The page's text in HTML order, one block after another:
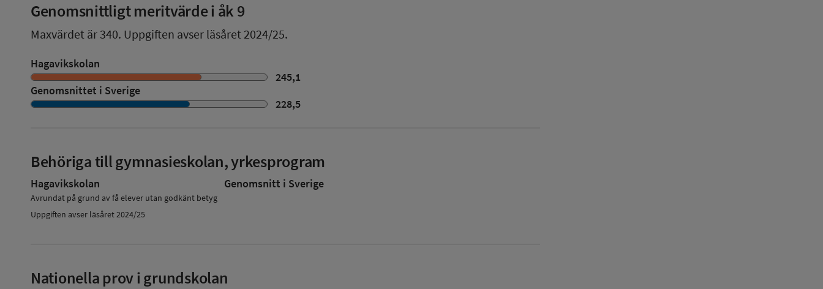
Genomsnittligt meritvärde i åk 9
Maxvärdet är 340. Uppgiften avser läsåret 2024/25.
Hagavikskolan
245,1
Genomsnittet i Sverige
228,5
Behöriga till gymnasieskolan, yrkesprogram
Hagavikskolan
Avrundat på grund av få elever utan godkänt betyg
Genomsnitt i Sverige
Uppgiften avser läsåret 2024/25
Nationella prov i grundskolan